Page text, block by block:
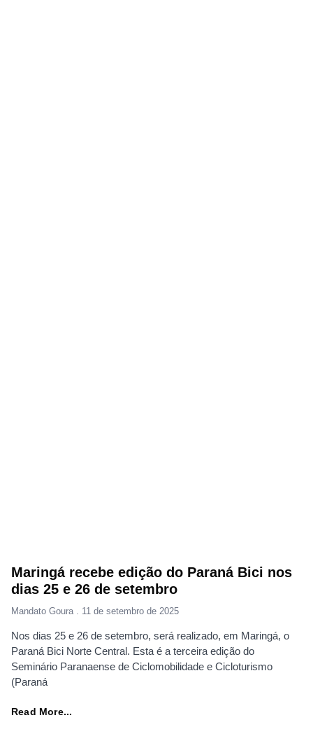
Maringá recebe edição do Paraná Bici nos
dias 25 e 26 de setembro
Mandato Goura 11 de setembro de 2025
Nos dias 25 e 26 de setembro, será realizado, em Maringá, o
Paraná Bici Norte Central. Esta é a terceira edição do
Seminário Paranaense de Ciclomobilidade e Cicloturismo
(Paraná
Read More...